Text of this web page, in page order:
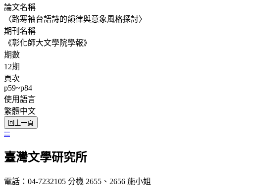
論文名稱
〈路寒袖台語詩的韻律與意象風格探討〉
期刊名稱
《彰化師大文學院學報》
期數
12期
頁次
p59~p84
使用語言
繁體中文
:::
臺灣文學研究所
電話：04-7232105 分機 2655、2656 施小姐